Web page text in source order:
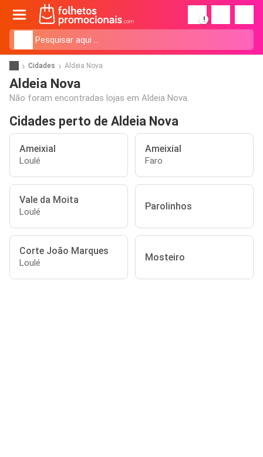
!
Cidades Aldeia Nova
Aldeia Nova
Não foram encontradas lojas em Aldeia Nova.
Cidades perto de Aldeia Nova
Ameixial
Loulé
Ameixial
Faro
Vale da Moita
Loulé Parolinhos
Corte João Marques
Loulé Mosteiro